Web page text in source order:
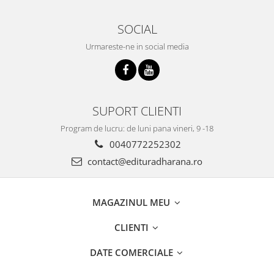
SOCIAL
Urmareste-ne in social media
SUPORT CLIENTI
Program de lucru: de luni pana vineri, 9 -18
0040772252302
contact@edituradharana.ro
MAGAZINUL MEU
CLIENTI
DATE COMERCIALE